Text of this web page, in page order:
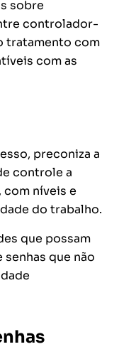
sobre
controlador-
tratamento com
com as
preconiza a
controle a
com níveis e
do trabalho.
que possam
que não